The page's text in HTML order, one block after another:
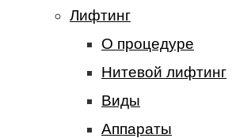
Лифтинг
О процедуре
Нитевой лифтинг
Виды
Аппараты